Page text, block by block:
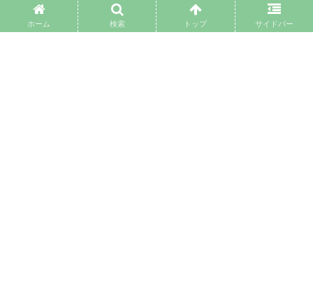
お問い合わせ
サイトマップ
© 2017 ママは悩みが多い.
ホーム 検索 トップ サイドバー